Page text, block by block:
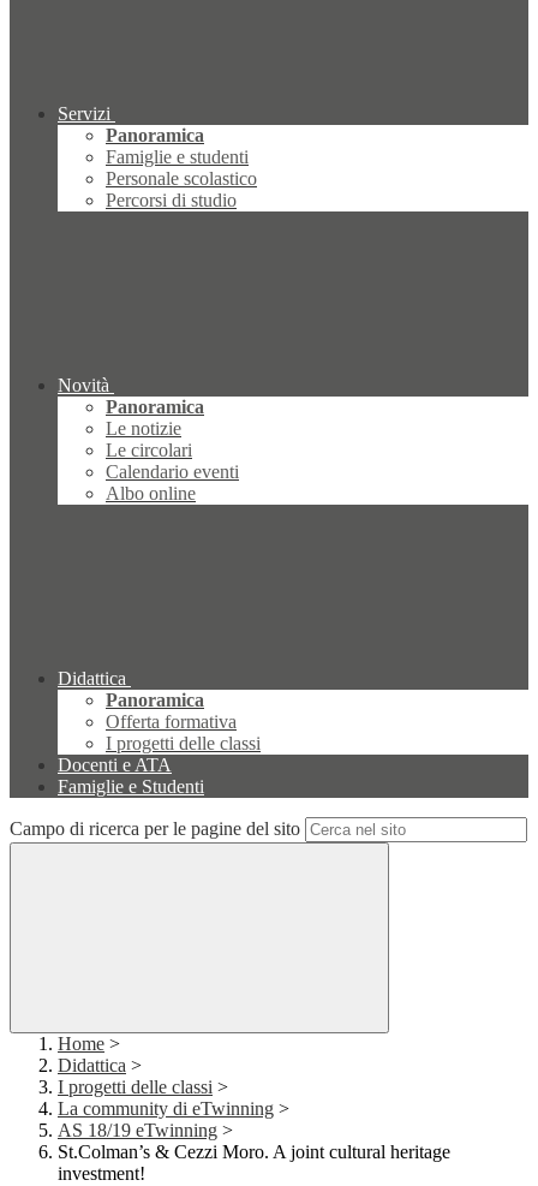
Servizi
Panoramica
Famiglie e studenti
Personale scolastico
Percorsi di studio
Novità
Panoramica
Le notizie
Le circolari
Calendario eventi
Albo online
Didattica
Panoramica
Offerta formativa
I progetti delle classi
Docenti e ATA
Famiglie e Studenti
Campo di ricerca per le pagine del sito
Home >
Didattica >
I progetti delle classi >
La community di eTwinning >
AS 18/19 eTwinning >
St.Colman’s & Cezzi Moro. A joint cultural heritage
investment!